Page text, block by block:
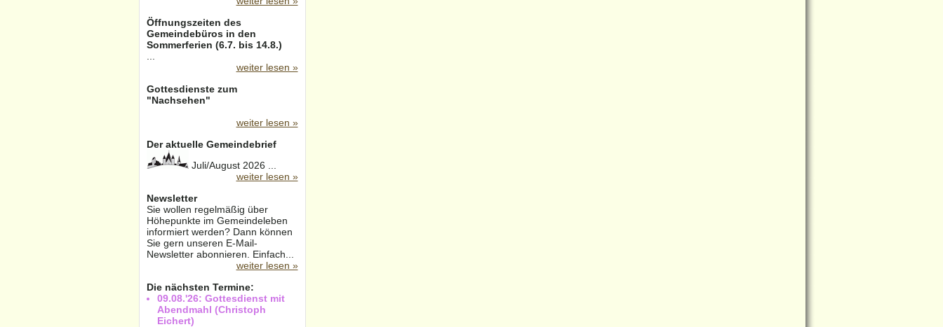
Öffnungszeiten des
Gemeindebüros in den
Sommerferien (6.7. bis 14.8.)
weiter lesen »
Gottesdienste zum
"Nachsehen"
weiter lesen »
Der aktuelle Gemeindebrief
Juli/August 2026 ...
weiter lesen »
Newsletter
Sie wollen regelmäßig über
Höhepunkte im Gemeindeleben
informiert werden? Dann können
Sie gern unseren E-Mail-
Newsletter abonnieren. Einfach...
weiter lesen »
Die nächsten Termine:
09.08.'26: Gottesdienst mit
Abendmahl (Christoph
Eichert)